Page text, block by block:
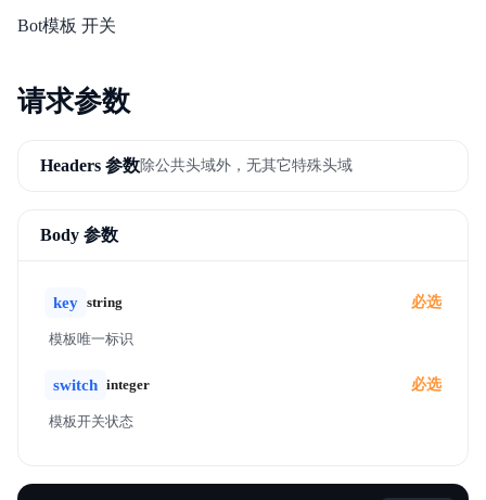
墙
最新动态
产品介绍
常见问题
Bot模板 开关
请求参数
Headers 参数除公共头域外，无其它特殊头域
Body 参数
key string
模板唯一标识
必选
switch integer
模板开关状态
必选